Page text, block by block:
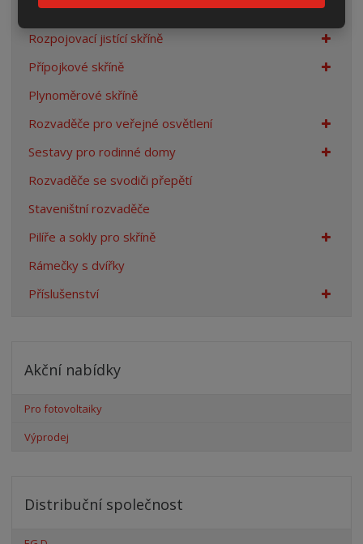
Prázdné skříně
Rozpojovací jistící skříně
Přípojkové skříně
Plynoměrové skříně
Rozvaděče pro veřejné osvětlení
Sestavy pro rodinné domy
Rozvaděče se svodiči přepětí
Staveništní rozvaděče
Pilíře a sokly pro skříně
Rámečky s dvířky
Příslušenství
Akční nabídky
Pro fotovoltaiky
Výprodej
Distribuční společnost